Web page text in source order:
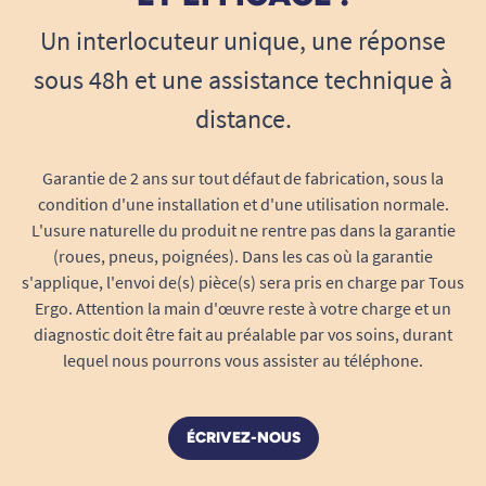
évite les points de pression sur le dessus du
pied, souvent responsables de douleurs ou
d‘irritations. Les lacets élastiques Noir laissent le
pied respirer tout en assurant un bon maintien,
promenades, les courses ou les activités
physiques modérées.
Pensés pour durer, ces lacets bénéficient d’une
très bonne résistance à l’usure et conservent
leur élasticité même après des centaines
d’utilisations. Ils s’adaptent à la plupart des
chaussures pour adulte, adolescent et enfant.
Sécurité accrue : adieu les chutes par
lacets défaits !
Un interlocuteur unique, une réponse
sous 48h et une assistance technique à
distance.
Garantie de 2 ans sur tout défaut de fabrication, sous la
condition d'une installation et d'une utilisation normale.
L'usure naturelle du produit ne rentre pas dans la garantie
(roues, pneus, poignées). Dans les cas où la garantie
s'applique, l'envoi de(s) pièce(s) sera pris en charge par Tous
Ergo. Attention la main d'œuvre reste à votre charge et un
diagnostic doit être fait au préalable par vos soins, durant
lequel nous pourrons vous assister au téléphone.
ÉCRIVEZ-NOUS